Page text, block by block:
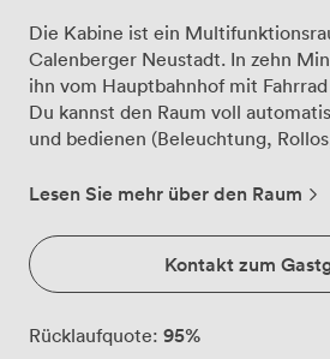
Die Kabine ist ein
Calenberger Neustadt. In zehn
ihn vom Hauptbahnhof mit
Du kannst den Raum voll
und bedienen (Beleuchtung,
flexiblen Raumaufteilung sind
Kreativität.- 52 m2 Meeting Raum
Toiletten, Umkleide und
Kabel auf Anfrage)- bis zu 30
Vortrag o.ä.)- bis zu 15 Teilnehmer
Lesen Sie mehr über den Raum
Kontakt zum
Rücklaufquote: 95%